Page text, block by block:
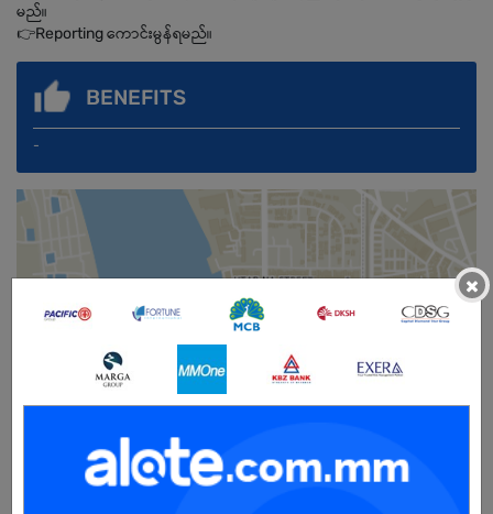
မည်။
👉Reporting ကောင်းမွန်ရမည်။
BENEFITS
-
Open To : Male/Female
×